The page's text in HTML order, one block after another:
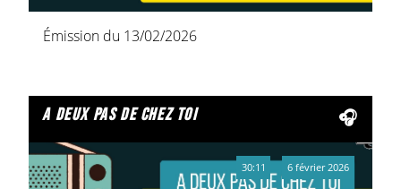
Émission du 13/02/2026
a deux pas de chez toi
30:11 6 février 2026